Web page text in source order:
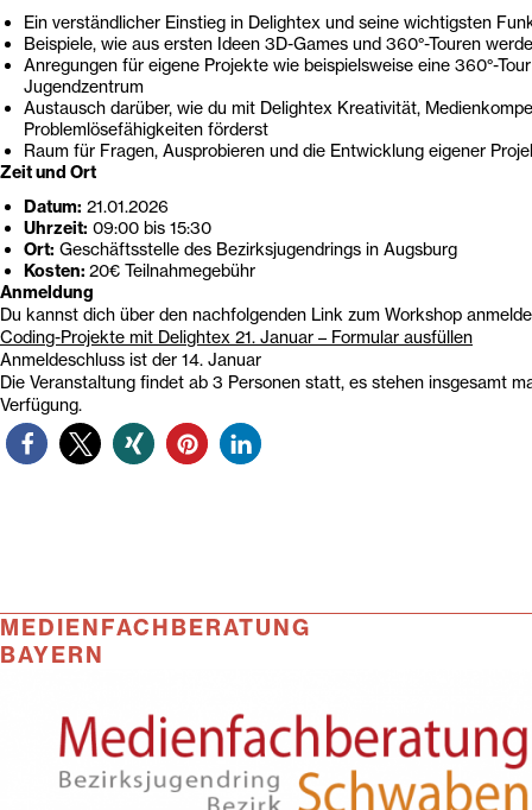
Ein verständlicher Einstieg in Delightex und seine wichtigsten
Beispiele, wie aus ersten Ideen 3D-Games und 360°-Touren
Anregungen für eigene Projekte wie beispielsweise eine 360°-
Jugendzentrum
Austausch darüber, wie du mit Delightex Kreativität,
Problemlösefähigkeiten förderst
Raum für Fragen, Ausprobieren und die Entwicklung eigener
Zeit und Ort
Datum: 21.01.2026
Uhrzeit: 09:00 bis 15:30
Ort: Geschäftsstelle des Bezirksjugendrings in Augsburg
Kosten: 20€ Teilnahmegebühr
Anmeldung
Du kannst dich über den nachfolgenden Link zum Workshop
Coding-Projekte mit Delightex 21. Januar – Formular ausfüllen
Anmeldeschluss ist der 14. Januar
Die Veranstaltung findet ab 3 Personen statt, es stehen insgesamt
Verfügung.
MEDIENFACHBERATUNG
BAYERN